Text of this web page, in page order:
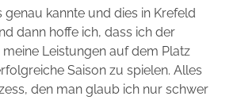
genau kannte und dies in Krefeld
dann hoffe ich, dass ich der
Leistungen auf dem Platz
Saison zu spielen. Alles
den man glaub ich nur schwer